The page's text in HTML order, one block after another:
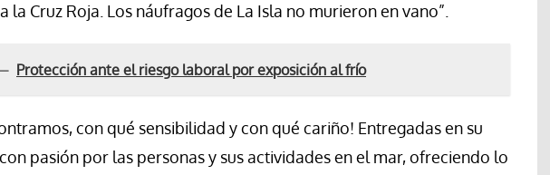
la Cruz Roja. Los náufragos de La Isla no murieron en vano”.
Protección ante el riesgo laboral por exposición al frío
con qué sensibilidad y con qué cariño! Entregadas en su
pasión por las personas y sus actividades en el mar, ofreciendo lo